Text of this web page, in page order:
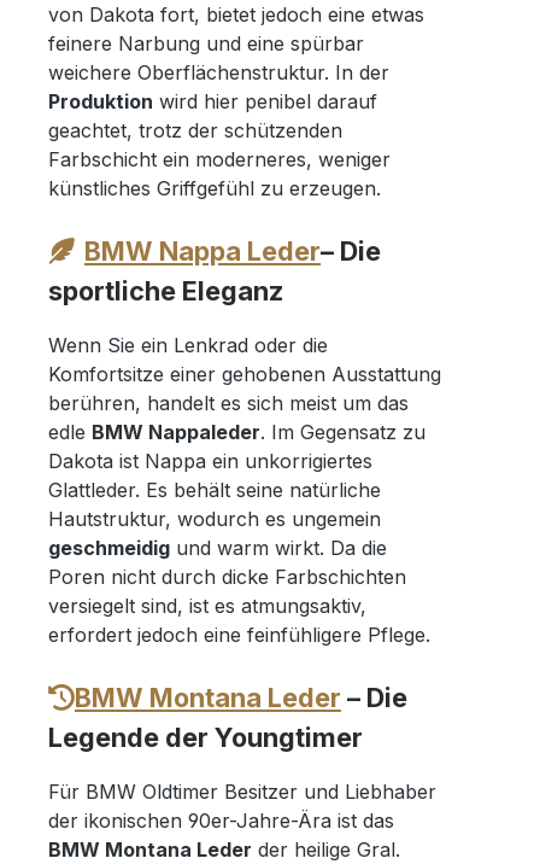
von Dakota fort, bietet jedoch eine etwas
feinere Narbung und eine spürbar
weichere Oberflächenstruktur. In der
Produktion wird hier penibel darauf
geachtet, trotz der schützenden
Farbschicht ein moderneres, weniger
künstliches Griffgefühl zu erzeugen.
BMW Nappa Leder– Die
sportliche Eleganz
Wenn Sie ein Lenkrad oder die
Komfortsitze einer gehobenen Ausstattung
berühren, handelt es sich meist um das
edle BMW Nappaleder. Im Gegensatz zu
Dakota ist Nappa ein unkorrigiertes
Glattleder. Es behält seine natürliche
Hautstruktur, wodurch es ungemein
geschmeidig und warm wirkt. Da die
Poren nicht durch dicke Farbschichten
versiegelt sind, ist es atmungsaktiv,
erfordert jedoch eine feinfühligere Pflege.
BMW Montana Leder – Die
Legende der Youngtimer
Für BMW Oldtimer Besitzer und Liebhaber
der ikonischen 90er-Jahre-Ära ist das
BMW Montana Leder der heilige Gral.